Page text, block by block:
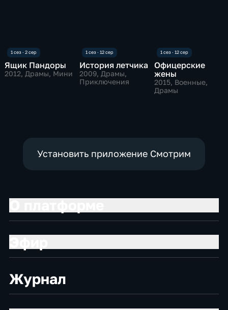
Ящик Пандоры
2012, Драмы, Мини
История летчика
2009, Драмы,
Приключения
Офицерские
жены
2015, Военные,
Драмы
Установить приложение Смотрим
Журнал